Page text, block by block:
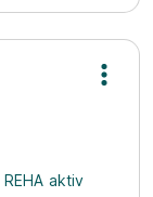
REHA aktiv